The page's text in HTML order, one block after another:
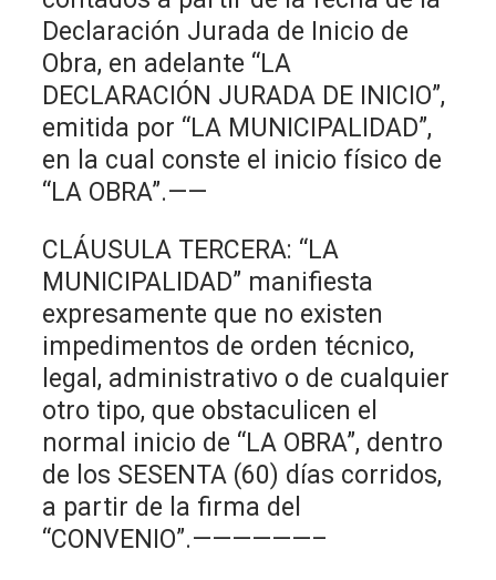
Declaración Jurada de Inicio de
Obra, en adelante “LA
DECLARACIÓN JURADA DE INICIO”,
emitida por “LA MUNICIPALIDAD”,
en la cual conste el inicio físico de
“LA OBRA”.——
CLÁUSULA TERCERA: “LA
MUNICIPALIDAD” manifiesta
expresamente que no existen
impedimentos de orden técnico,
legal, administrativo o de cualquier
otro tipo, que obstaculicen el
normal inicio de “LA OBRA”, dentro
de los SESENTA (60) días corridos,
a partir de la firma del
“CONVENIO”.——————–